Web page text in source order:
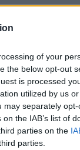
of your
the below opt-out
is processed
utilized by us
may separately
the IAB’s list of
parties on the
parties.